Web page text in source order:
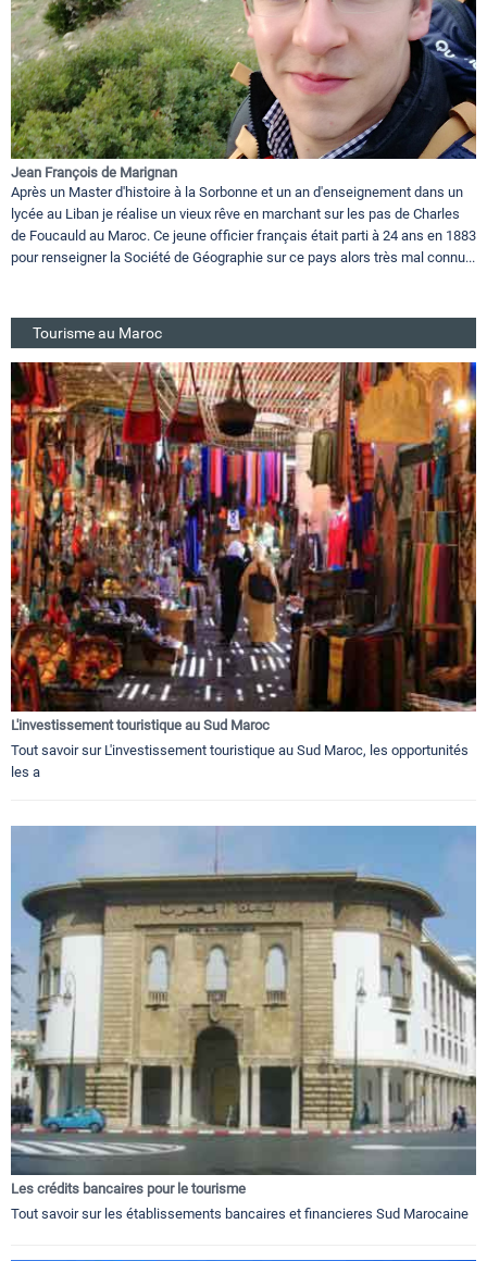
Jean François de Marignan
Après un Master d'histoire à la Sorbonne et un an d'enseignement dans un
lycée au Liban je réalise un vieux rêve en marchant sur les pas de Charles
de Foucauld au Maroc. Ce jeune officier français était parti à 24 ans en 1883
pour renseigner la Société de Géographie sur ce pays alors très mal connu...
Tourisme au Maroc
L'investissement touristique au Sud Maroc
Tout savoir sur L'investissement touristique au Sud Maroc, les opportunités
les a
Les crédits bancaires pour le tourisme
Tout savoir sur les établissements bancaires et financieres Sud Marocaine